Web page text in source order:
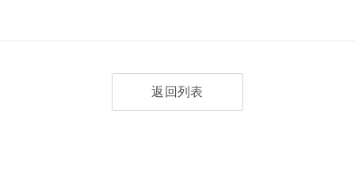
返回列表